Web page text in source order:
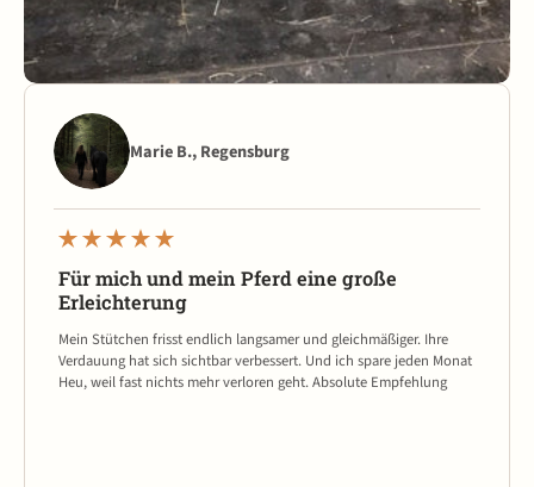
Marie B., Regensburg
Für mich und mein Pferd eine große
Erleichterung
Mein Stütchen frisst endlich langsamer und gleichmäßiger. Ihre
Verdauung hat sich sichtbar verbessert. Und ich spare jeden Monat
Heu, weil fast nichts mehr verloren geht. Absolute Empfehlung